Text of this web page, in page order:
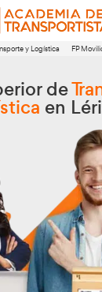
Superior
Logística